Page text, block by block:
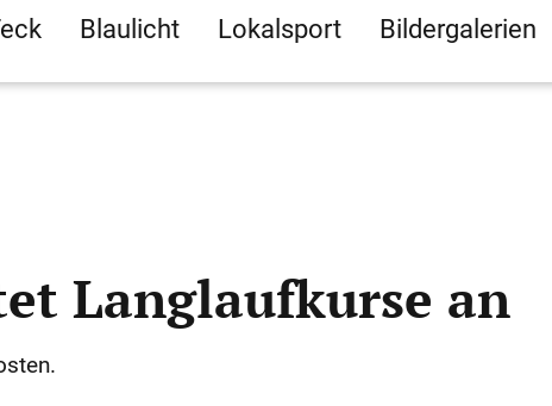
Blaulicht Lokalsport Bildergalerien
Langlaufkurse an